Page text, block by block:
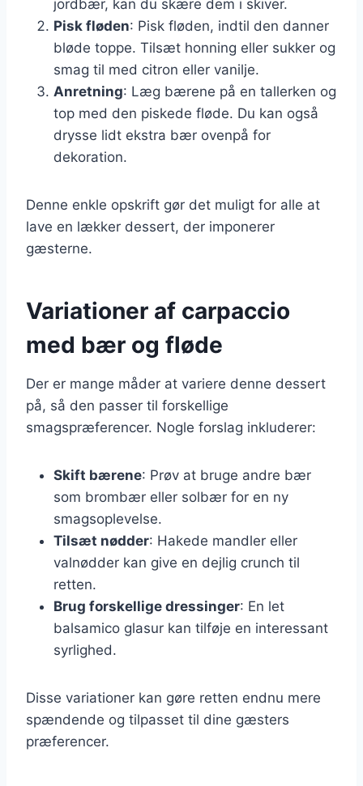
jordbær, kan du skære dem i skiver.
Pisk fløden: Pisk fløden, indtil den danner
bløde toppe. Tilsæt honning eller sukker og
smag til med citron eller vanilje.
Anretning: Læg bærene på en tallerken og
top med den piskede fløde. Du kan også
drysse lidt ekstra bær ovenpå for
dekoration.
Denne enkle opskrift gør det muligt for alle at
lave en lækker dessert, der imponerer
gæsterne.
Variationer af carpaccio
med bær og fløde
Der er mange måder at variere denne dessert
på, så den passer til forskellige
smagspræferencer. Nogle forslag inkluderer:
Skift bærene: Prøv at bruge andre bær
som brombær eller solbær for en ny
smagsoplevelse.
Tilsæt nødder: Hakede mandler eller
valnødder kan give en dejlig crunch til
retten.
Brug forskellige dressinger: En let
balsamico glasur kan tilføje en interessant
syrlighed.
Disse variationer kan gøre retten endnu mere
spændende og tilpasset til dine gæsters
præferencer.